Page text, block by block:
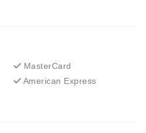
MasterCard
American Express